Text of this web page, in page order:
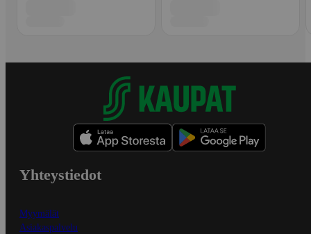
Yhteystiedot
Myymälät
Asiakaspalvelu